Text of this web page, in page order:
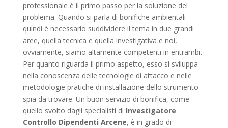
professionale è il primo passo per la soluzione del
problema. Quando si parla di bonifiche ambientali
quindi è necessario suddividere il tema in due grandi
aree, quella tecnica e quella investigativa e noi,
ovviamente, siamo altamente competenti in entrambi.
Per quanto riguarda il primo aspetto, esso si sviluppa
nella conoscenza delle tecnologie di attacco e nelle
metodologie pratiche di installazione dello strumento-
spia da trovare. Un buon servizio di bonifica, come
quello svolto dagli specialisti di Investigatore
Controllo Dipendenti Arcene, è in grado di